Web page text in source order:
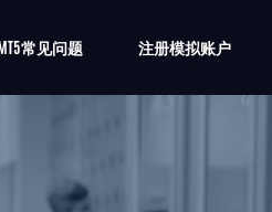
常见问题 注册模拟账户